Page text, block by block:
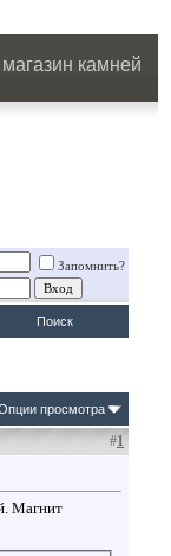
камней
Запомнить?
Поиск
просмотра
#1
Магнит